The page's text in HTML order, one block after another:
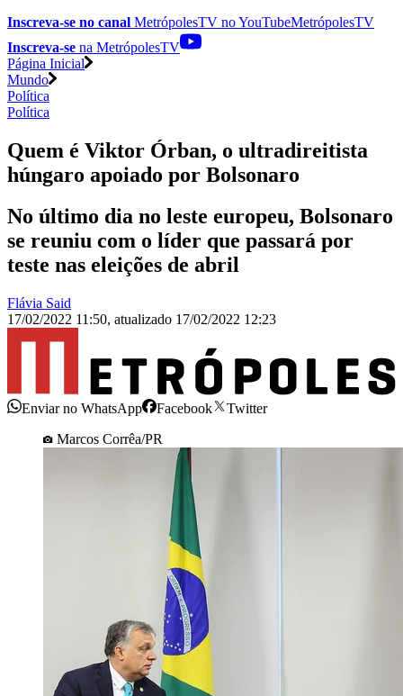
Inscreva-se no canal MetrópolesTV noYouTubeMetrópolesTV
Inscreva-se na MetrópolesTV
Página Inicial
Mundo
Política
Política
Quem é Viktor Órban, o ultradireitista
húngaro apoiado por Bolsonaro
No último dia no leste europeu, Bolsonaro
se reuniu com o líder que passará por
teste nas eleições de abril
Flávia Said
17/02/2022 11:50, atualizado 17/02/2022 12:23
Enviar no WhatsApp Facebook
Twitter
Marcos Corrêa/PR